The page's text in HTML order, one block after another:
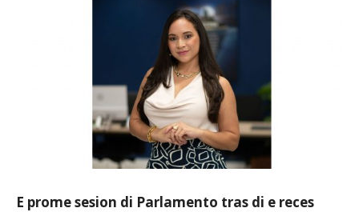
E prome sesion di Parlamento tras di e reces